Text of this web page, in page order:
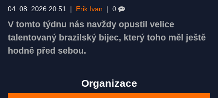
04. 08. 2026 20:51 Erik Ivan 0
V tomto týdnu nás navždy opustil velice
talentovaný brazilský bijec, který toho měl ještě
hodně před sebou.
Organizace